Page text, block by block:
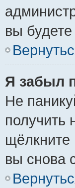
вы
Я забыл
Не
получить
щёлкните
вы снова